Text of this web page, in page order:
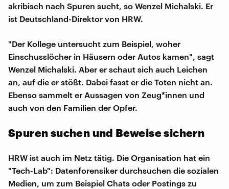
akribisch nach Spuren sucht, so Wenzel Michalski. Er
ist Deutschland-Direktor von HRW.
"Der Kollege untersucht zum Beispiel, woher
Einschusslöcher in Häusern oder Autos kamen", sagt
Wenzel Michalski. Aber er schaut sich auch Leichen
an, auf die er stößt. Dabei fasst er die Toten nicht an.
Ebenso sammelt er Aussagen von Zeug*innen und
auch von den Familien der Opfer.
Spuren suchen und Beweise sichern
HRW ist auch im Netz tätig. Die Organisation hat ein
"Tech-Lab": Datenforensiker durchsuchen die sozialen
Medien, um zum Beispiel Chats oder Postings zu